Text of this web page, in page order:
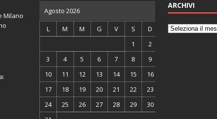
Milano
Agosto 2026
L M M G V S
D
1
2
3
4 5 6 7 8
9
10
11 12 13 14 15
16
17
18 19 20 21 22
23
24
25 26 27 28 29
30
ARCHIVI